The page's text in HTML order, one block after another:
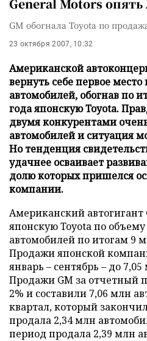
General Motors
GM обогнала Toyota по
23 октября 2007, 10:32
Американской
вернуть себе первое
автомобилей, обогнав по
года японскую Toyota.
двумя конкурентами
автомобилей и ситуация
Но тенденция
удачнее осваивает
долю которых пришелся
компании.
Американский автогигант
японскую Toyota по
автомобилей по итогам 9
Продажи японской
январь – сентябрь – до
Продажи GM за отчетный
2% и составили 7,06 млн
квартал, который
продала 2,34 млн
период продала 2,39 млн